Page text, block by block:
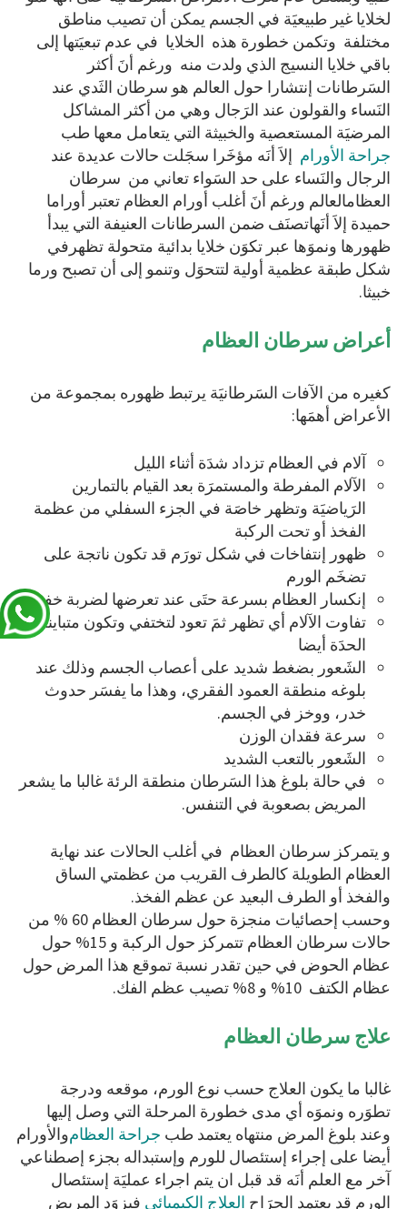
لخلايا غير طبيعيَة في الجسم يمكن أن تصيب مناطق
مختلفة وتكمن خطورة هذه الخلايا في عدم تبعيَتها إلى
باقي خلايا النسيج الذي ولدت منه ورغم أنَ أكثر
السَرطانات إنتشارا حول العالم هو سرطان الثَدي عند
النَساء والقولون عند الرَجال وهي من أكثر المشاكل
المرضيَة المستعصية والخبيثة التي يتعامل معها طب
جراحة الأورام إلاَ أنَه مؤخَرا سجَلت حالات عديدة عند
الرجال والنَساء على حد السَواء تعاني من سرطان
العظامالعالم ورغم أنَ أغلب أورام العظام تعتبر أوراما
حميدة إلاَ أنَهاتصنَف ضمن السرطانات العنيفة التي يبدأ
ظهورها ونموَها عبر تكوَن خلايا بدائية متحولة تظهرفي
شكل طبقة عظمية أولية لتتحوَل وتنمو إلى أن تصبح ورما
خبيثا.
أعراض سرطان العظام
كغيره من الآفات السَرطانيَة يرتبط ظهوره بمجموعة من
الأعراض أهمَها:
آلام في العظام تزداد شدَة أثناء الليل
الآلام المفرطة والمستمرَة بعد القيام بالتمارين
الرَياضيَة وتظهر خاصَة في الجزء السفلي من عظمة
الفخذ أو تحت الركبة
ظهور إنتفاخات في شكل تورَم قد تكون ناتجة على
تضخَم الورم
إنكسار العظام بسرعة حتَى عند تعرضها لضربة خفيفة
تفاوت الآلام أي تظهر ثمَ تعود لتختفي وتكون متباينة
الحدَة أيضا
الشَعور بضغط شديد على أعصاب الجسم وذلك عند
بلوغه منطقة العمود الفقري، وهذا ما يفسَر حدوث
خدر، ووخز في الجسم.
سرعة فقدان الوزن
الشَعور بالتعب الشديد
في حالة بلوغ هذا السَرطان منطقة الرئة غالبا ما يشعر
المريض بصعوبة في التنفس.
و يتمركز سرطان العظام في أغلب الحالات عند نهاية
العظام الطويلة كالطرف القريب من عظمتي الساق
والفخذ أو الطرف البعيد عن عظم الفخذ.
وحسب إحصائيات منجزة حول سرطان العظام 60 % من
حالات سرطان العظام تتمركز حول الركبة و 15% حول
عظام الحوض في حين تقدر نسبة تموقع هذا المرض حول
عظام الكتف 10% و 8% تصيب عظم الفك.
علاج سرطان العظام
غالبا ما يكون العلاج حسب نوع الورم، موقعه ودرجة
تطوَره ونموَه أي مدى خطورة المرحلة التي وصل إليها
وعند بلوغ المرض منتهاه يعتمد طب جراحة العظاموالأورام
أيضا على إجراء إستئصال للورم وإستبداله بجزء إصطناعي
آخر مع العلم أنَه قد قبل ان يتم اجراء عمليَة إستئصال
الورم قد يعتمد الجرَاح العلاج الكيميائي فيزوَد المريض